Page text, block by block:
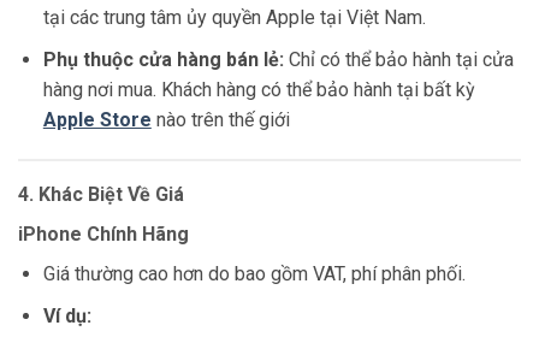
tại các trung tâm ủy quyền Apple tại Việt Nam.
Phụ thuộc cửa hàng bán lẻ: Chỉ có thể bảo hành tại cửa
hàng nơi mua. Khách hàng có thể bảo hành tại bất kỳ
Apple Store nào trên thế giới
4. Khác Biệt Về Giá
iPhone Chính Hãng
Giá thường cao hơn do bao gồm VAT, phí phân phối.
Ví dụ: